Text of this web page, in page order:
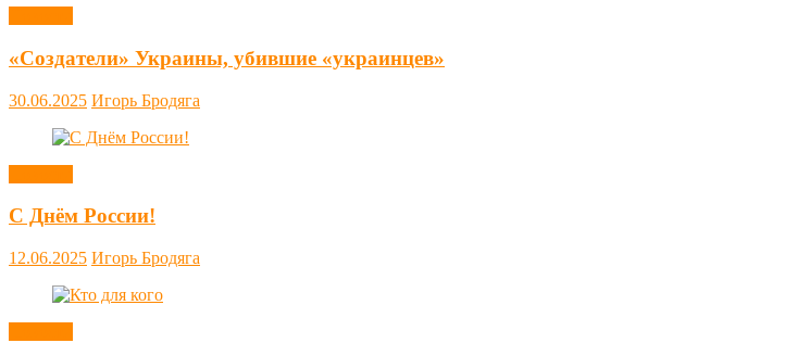
«Создатели» Украины, убившие «украинцев»
30.06.2025 Игорь Бродяга
С Днём России!
12.06.2025 Игорь Бродяга